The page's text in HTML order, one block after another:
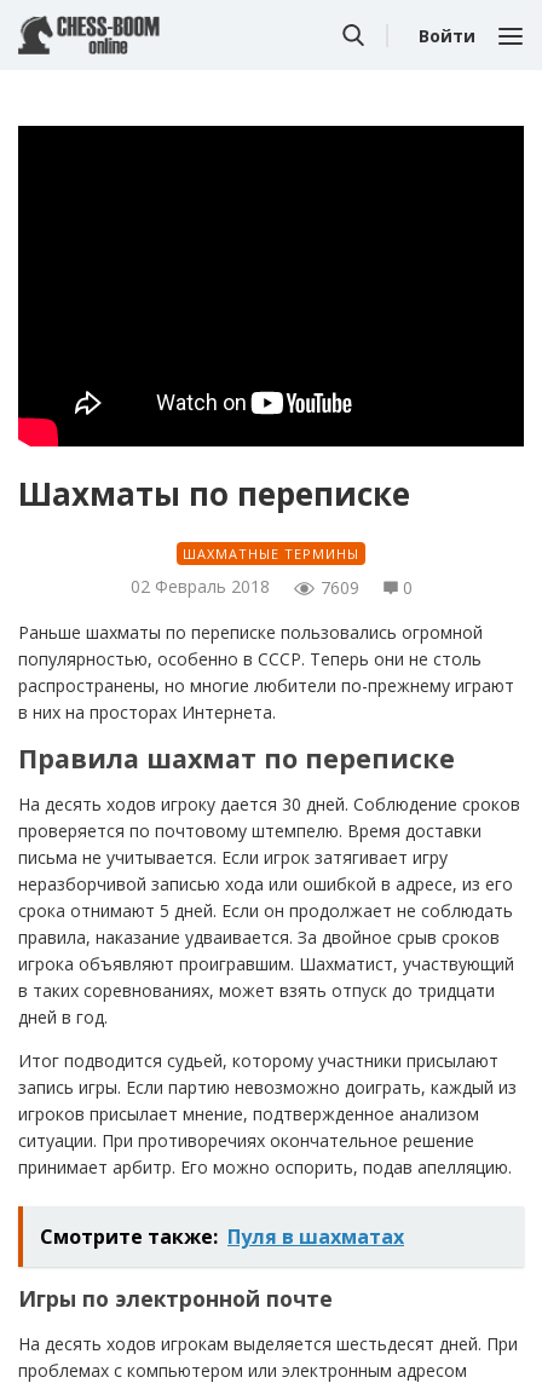
Войти
Шахматы по переписке
ШАХМАТНЫЕ ТЕРМИНЫ
02 Февраль 2018 7609
0
Раньше шахматы по переписке пользовались огромной
популярностью, особенно в СССР. Теперь они не столь
распространены, но многие любители по-прежнему играют
в них на просторах Интернета.
Правила шахмат по переписке
На десять ходов игроку дается 30 дней. Соблюдение сроков
проверяется по почтовому штемпелю. Время доставки
письма не учитывается. Если игрок затягивает игру
неразборчивой записью хода или ошибкой в адресе, из его
срока отнимают 5 дней. Если он продолжает не соблюдать
правила, наказание удваивается. За двойное срыв сроков
игрока объявляют проигравшим. Шахматист, участвующий
в таких соревнованиях, может взять отпуск до тридцати
дней в год.
Итог подводится судьей, которому участники присылают
запись игры. Если партию невозможно доиграть, каждый из
игроков присылает мнение, подтвержденное анализом
ситуации. При противоречиях окончательное решение
принимает арбитр. Его можно оспорить, подав апелляцию.
Смотрите также: Пуля в шахматах
Игры по электронной почте
На десять ходов игрокам выделяется шестьдесят дней. При
проблемах с компьютером или электронным адресом